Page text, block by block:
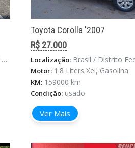
Toyota Corolla '2007
R$ 27.000
Localização: Brasil / Distrito Federal
Motor: 1.8 Liters Xei, Gasolina
KM: 159000 km
Condição: usado
Ver Mais